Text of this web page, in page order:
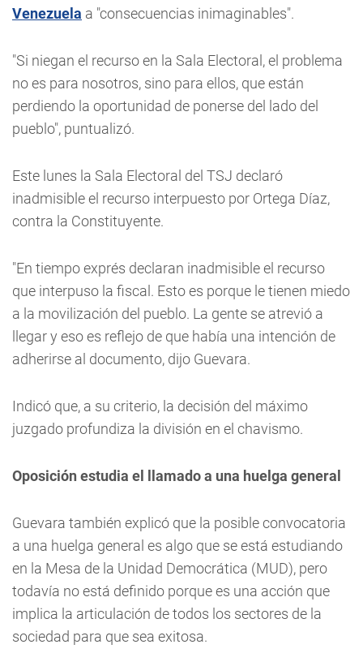
Venezuela a "consecuencias inimaginables".
"Si niegan el recurso en la Sala Electoral, el problema
no es para nosotros, sino para ellos, que están
perdiendo la oportunidad de ponerse del lado del
pueblo", puntualizó.
Este lunes la Sala Electoral del TSJ declaró
inadmisible el recurso interpuesto por Ortega Díaz,
contra la Constituyente.
"En tiempo exprés declaran inadmisible el recurso
que interpuso la fiscal. Esto es porque le tienen miedo
a la movilización del pueblo. La gente se atrevió a
llegar y eso es reflejo de que había una intención de
adherirse al documento, dijo Guevara.
Indicó que, a su criterio, la decisión del máximo
juzgado profundiza la división en el chavismo.
Oposición estudia el llamado a una huelga general
Guevara también explicó que la posible convocatoria
a una huelga general es algo que se está estudiando
en la Mesa de la Unidad Democrática (MUD), pero
todavía no está definido porque es una acción que
implica la articulación de todos los sectores de la
sociedad para que sea exitosa.